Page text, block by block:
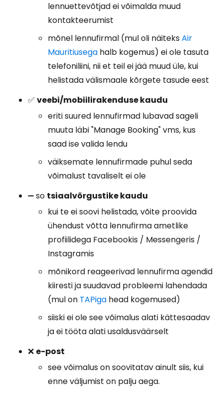
lennuettevõtjad ei võimalda muud
kontakteerumist
mõnel lennufirmal (mul oli näiteksAir
Mauritiusega halb kogemus) ei ole tasuta
telefoniliini, nii et teil ei jää muud üle, kui
helistada välismaale kõrgete tasude eest
✅ veebi/mobiilirakenduse kaudu
eriti suured lennufirmad lubavad sageli
muuta läbi "Manage Booking" vms, kus
saad ise valida lendu
väiksemate lennufirmade puhul seda
võimalust tavaliselt ei ole
➖ so tsiaalvõrgustike kaudu
kui te ei soovi helistada, võite proovida
ühendust võtta lennufirma ametlike
profiilidega Facebookis / Messengeris /
Instagramis
mõnikord reageerivad lennufirma agendid
kiiresti ja suudavad probleemi lahendada
(mul on TAPiga head kogemused)
siiski ei ole see võimalus alati kättesaadav
ja ei tööta alati usaldusväärselt
❌ e-post
see võimalus on soovitatav ainult siis, kui
enne väljumist on palju aega.